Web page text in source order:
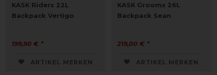
KASK Riders 22L
Backpack Vertigo
199,90 € *
ARTIKEL MERKEN
KASK Grooms 26L
Backpack Sean
219,00 € *
ARTIKEL MERKEN